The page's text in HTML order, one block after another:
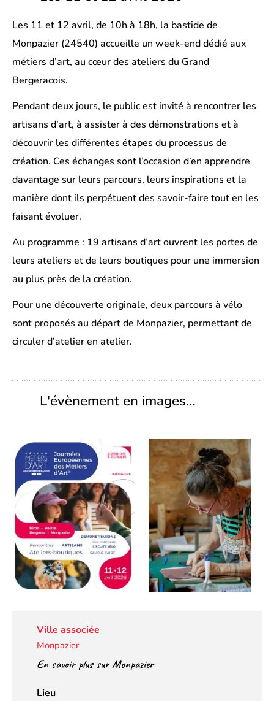
Les 11 et 12 avril, de 10h à 18h, la bastide de
Monpazier (24540) accueille un week-end dédié aux
métiers d’art, au cœur des ateliers du Grand
Bergeracois.
Pendant deux jours, le public est invité à rencontrer les
artisans d’art, à assister à des démonstrations et à
découvrir les différentes étapes du processus de
création. Ces échanges sont l’occasion d’en apprendre
davantage sur leurs parcours, leurs inspirations et la
manière dont ils perpétuent des savoir-faire tout en les
faisant évoluer.
Au programme : 19 artisans d’art ouvrent les portes de
leurs ateliers et de leurs boutiques pour une immersion
au plus près de la création.
Pour une découverte originale, deux parcours à vélo
sont proposés au départ de Monpazier, permettant de
circuler d’atelier en atelier.
L'évènement en images…
Ville associée
Monpazier
En savoir plus sur Monpazier
Lieu